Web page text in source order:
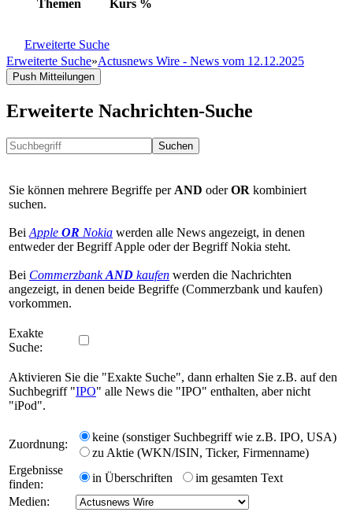
Themen Kurs %
Erweiterte Suche
Erweiterte Suche»Actusnews Wire - News vom 12.12.2025
Push Mitteilungen
Erweiterte Nachrichten-Suche
Suchen
Sie können mehrere Begriffe per AND oderOR kombiniert
suchen.
Bei Apple OR Nokia werden alle News angezeigt, in denen
entweder der Begriff Apple oder der Begriff Nokia steht.
Bei CommerzbankAND kaufen werden die Nachrichten
angezeigt, in denen beide Begriffe (Commerzbank und kaufen)
vorkommen.
Exakte
Suche:
Aktivieren Sie die "Exakte Suche", dann erhalten Sie z.B. auf den
Suchbegriff "IPO" alle News die "IPO" enthalten, aber nicht
"iPod".
Zuordnung:
keine (sonstiger Suchbegriff wie z.B. IPO, USA)
zu Aktie (WKN/ISIN, Ticker, Firmenname)
Ergebnisse
finden:
in Überschriften
im gesamten Text
Medien: